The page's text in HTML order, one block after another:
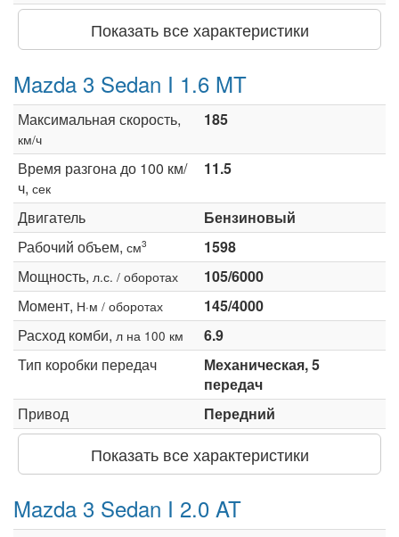
Показать все характеристики
Mazda 3 Sedan I 1.6 MT
Максимальная скорость,
км/ч
185
Время разгона до 100 км/
ч, сек
11.5
Двигатель
Бензиновый
Рабочий объем, см3
1598
Мощность, л.с. / оборотах
105/6000
Момент, Н·м / оборотах
145/4000
Расход комби, л на 100 км
6.9
Тип коробки передач
Механическая, 5
передач
Привод
Передний
Показать все характеристики
Mazda 3 Sedan I 2.0 AT